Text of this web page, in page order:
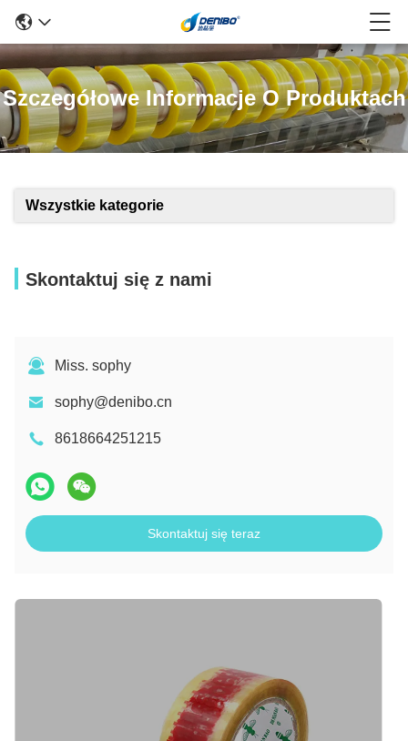
Szczegółowe Informacje O Produktach
Wszystkie kategorie
Skontaktuj się z nami
Miss. sophy
sophy@denibo.cn
8618664251215
Skontaktuj się teraz